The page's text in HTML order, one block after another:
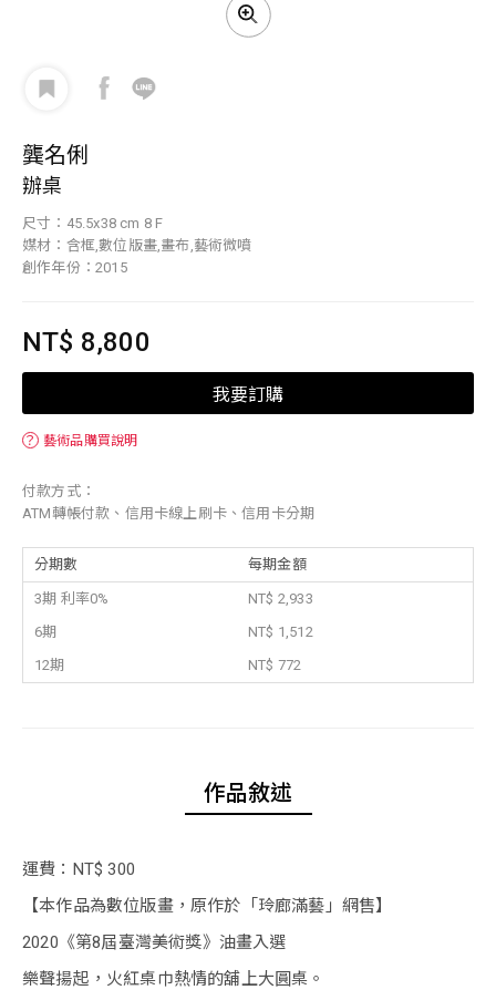
龔名俐
辦桌
尺寸：45.5x38 cm 8 F
媒材：含框,數位版畫,畫布,藝術微噴
創作年份：2015
NT$ 8,800
我要訂購
？ 藝術品購買說明
付款方式：
ATM轉帳付款、信用卡線上刷卡、信用卡分期
分期數 每期金額
3期 利率0%
NT$ 2,933
6期
NT$ 1,512
12期
NT$ 772
作品敘述
運費：NT$ 300
【本作品為數位版畫，原作於「玲廊滿藝」網售】
2020《第8屆臺灣美術獎》油畫入選
樂聲揚起，火紅桌巾熱情的舖上大圓桌。